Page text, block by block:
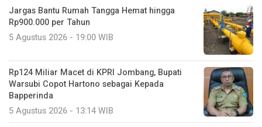
Jargas Bantu Rumah Tangga Hemat hingga
Rp900.000 per Tahun
5 Agustus 2026 - 19:00 WIB
Rp124 Miliar Macet di KPRI Jombang, Bupati
Warsubi Copot Hartono sebagai Kepada
Bapperinda
5 Agustus 2026 - 13:14 WIB